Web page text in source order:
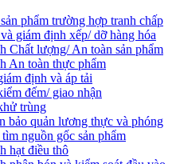
phẩm trường hợp tranh chấp
giám định xếp/ dỡ hàng hóa
Chất lượng/ An toàn sản phẩm
An toàn thực phẩm
định và áp tải
đếm/ giao nhận
trùng
bảo quản lương thực và phóng
nguồn gốc sản phẩm
hạt điều thô